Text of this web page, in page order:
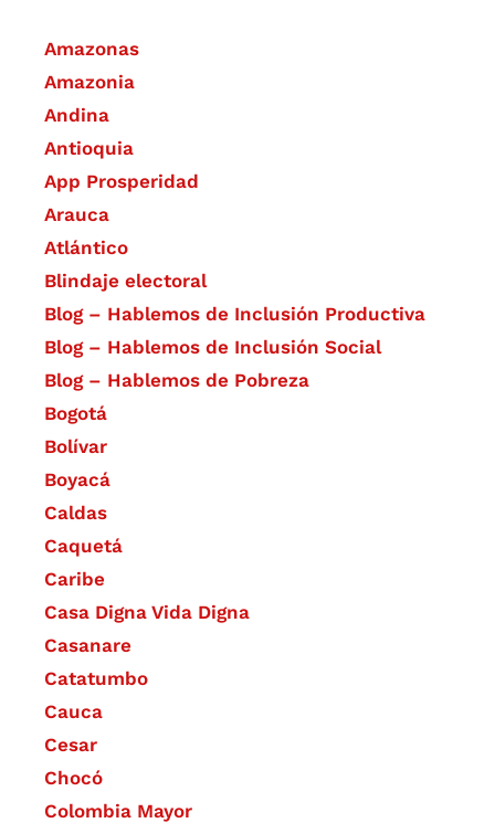
Amazonas
Amazonia
Andina
Antioquia
App Prosperidad
Arauca
Atlántico
Blindaje electoral
Blog – Hablemos de Inclusión Productiva
Blog – Hablemos de Inclusión Social
Blog – Hablemos de Pobreza
Bogotá
Bolívar
Boyacá
Caldas
Caquetá
Caribe
Casa Digna Vida Digna
Casanare
Catatumbo
Cauca
Cesar
Chocó
Colombia Mayor